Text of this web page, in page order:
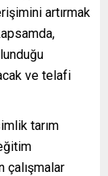
artırmak
ve telafi
tarım
çalışmalar